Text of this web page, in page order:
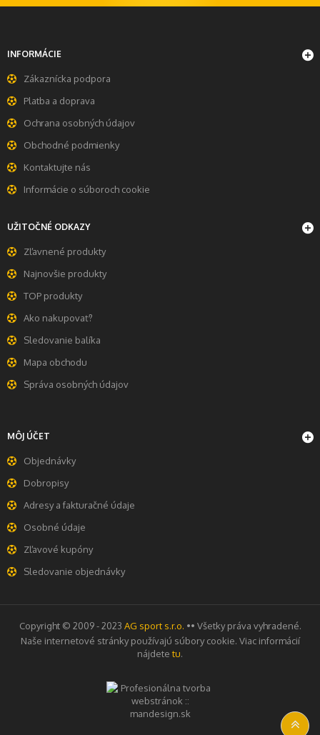
INFORMÁCIE
Zákaznícka podpora
Platba a doprava
Ochrana osobných údajov
Obchodné podmienky
Kontaktujte nás
Informácie o súboroch cookie
UŽITOČNÉ ODKAZY
Zľavnené produkty
Najnovšie produkty
TOP produkty
Ako nakupovať?
Sledovanie balíka
Mapa obchodu
Správa osobných údajov
MÔJ ÚČET
Objednávky
Dobropisy
Adresy a fakturačné údaje
Osobné údaje
Zľavové kupóny
Sledovanie objednávky
Copyright © 2009 - 2023 AG sport s.r.o. •• Všetky práva vyhradené.
Naše internetové stránky používajú súbory cookie. Viac informácií
nájdetetu.